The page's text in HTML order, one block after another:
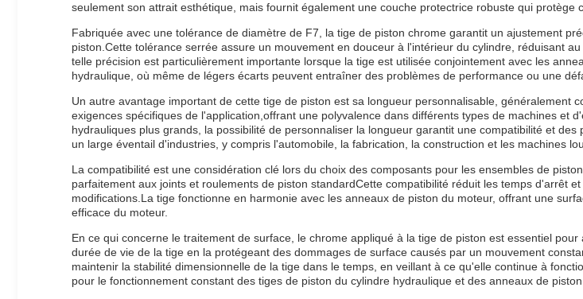
seulement son attrait esthétique, mais fournit également une couche protectrice robuste qui protège
Fabriquée avec une tolérance de diamètre de F7, la tige de piston chrome garantit un ajustement
piston.Cette tolérance serrée assure un mouvement en douceur à l'intérieur du cylindre, réduisant
telle précision est particulièrement importante lorsque la tige est utilisée conjointement avec les
hydraulique, où même de légers écarts peuvent entraîner des problèmes de performance ou une
Un autre avantage important de cette tige de piston est sa longueur personnalisable,
exigences spécifiques de l'application,offrant une polyvalence dans différents types de machines et
hydrauliques plus grands, la possibilité de personnaliser la longueur garantit une compatibilité et
un large éventail d'industries, y compris l'automobile, la fabrication, la construction et les machines
La compatibilité est une considération clé lors du choix des composants pour les ensembles de
parfaitement aux joints et roulements de piston standardCette compatibilité réduit les temps d'arrêt
modifications.La tige fonctionne en harmonie avec les anneaux de piston du moteur, offrant une
efficace du moteur.
En ce qui concerne le traitement de surface, le chrome appliqué à la tige de piston est essentiel
durée de vie de la tige en la protégeant des dommages de surface causés par un mouvement
maintenir la stabilité dimensionnelle de la tige dans le temps, en veillant à ce qu'elle continue à
pour le fonctionnement constant des tiges de piston du cylindre hydraulique et des anneaux de